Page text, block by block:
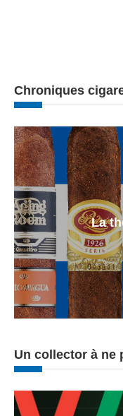
Chroniques
La
Un collector à ne